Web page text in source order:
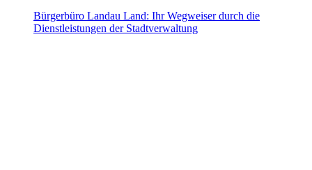
Bürgerbüro Landau Land: Ihr Wegweiser durch die
Dienstleistungen der Stadtverwaltung